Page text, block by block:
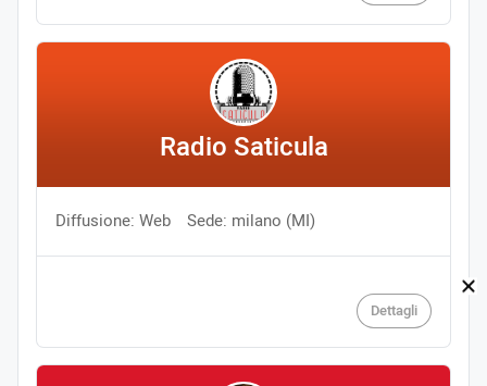
Radio Saticula
Diffusione: Web Sede: milano (MI)
Dettagli